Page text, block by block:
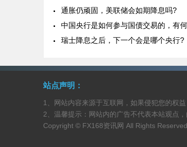
通胀仍顽固，美联储会如期降息吗?
中国央行是如何参与国债交易的，有
瑞士降息之后，下一个会是哪个央行?
站点声明：
1、网站内容来源于互联网，如果侵犯您的权
2、温馨提示：网站内的广告不代表本站观点
Copyright © FX168资讯网 All Rights Reserved.